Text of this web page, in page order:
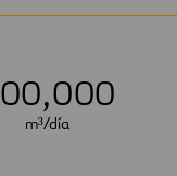
00,000
m³/día